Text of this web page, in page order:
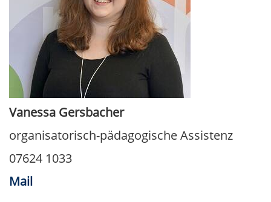
Vanessa Gersbacher
organisatorisch-pädagogische Assistenz
07624 1033
Mail